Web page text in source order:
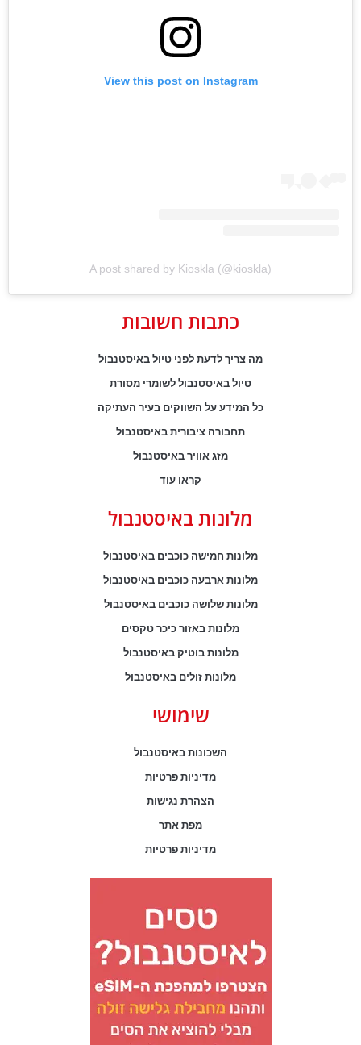
View this post on Instagram
A post shared by Kioskla (@kioskla)
כתבות חשובות
מה צריך לדעת לפני טיול באיסטנבול
טיול באיסטנבול לשומרי מסורת
כל המידע על השווקים בעיר העתיקה
תחבורה ציבורית באיסטנבול
מזג אוויר באיסטנבול
קראו עוד
מלונות באיסטנבול
מלונות חמישה כוכבים באיסטנבול
מלונות ארבעה כוכבים באיסטנבול
מלונות שלושה כוכבים באיסטנבול
מלונות באזור כיכר טקסים
מלונות בוטיק באיסטנבול
מלונות זולים באיסטנבול
שימושי
השכונות באיסטנבול
מדיניות פרטיות
הצהרת נגישות
מפת אתר
מדיניות פרטיות